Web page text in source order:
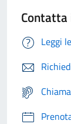
Contatta
Leggi